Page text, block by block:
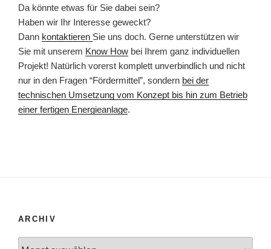
Da könnte etwas für Sie dabei sein?
Haben wir Ihr Interesse geweckt?
Dann kontaktieren Sie uns doch. Gerne unterstützen wir
Sie mit unserem Know How bei Ihrem ganz individuellen
Projekt! Natürlich vorerst komplett unverbindlich und nicht
nur in den Fragen “Fördermittel”, sondern bei der
technischen Umsetzung vom Konzept bis hin zum Betrieb
einer fertigen Energieanlage.
ARCHIV